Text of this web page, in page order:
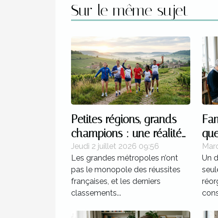
Sur le même sujet
Petites régions, grands
champions : une réalité
française
Jeudi 2 juillet 2026 09:56
Les grandes métropoles n’ont
pas le monopole des réussites
françaises, et les derniers
classements...
Un